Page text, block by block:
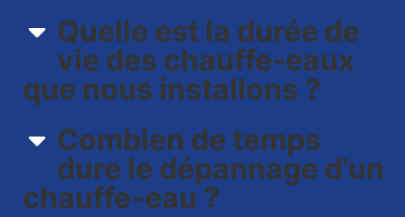
Quelle est la durée de
vie des chauffe-eaux
que nous installons ?
Combien de temps
dure le dépannage d’un
chauffe-eau ?